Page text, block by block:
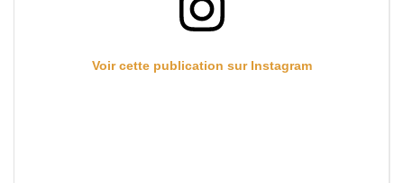
Voir cette publication sur Instagram